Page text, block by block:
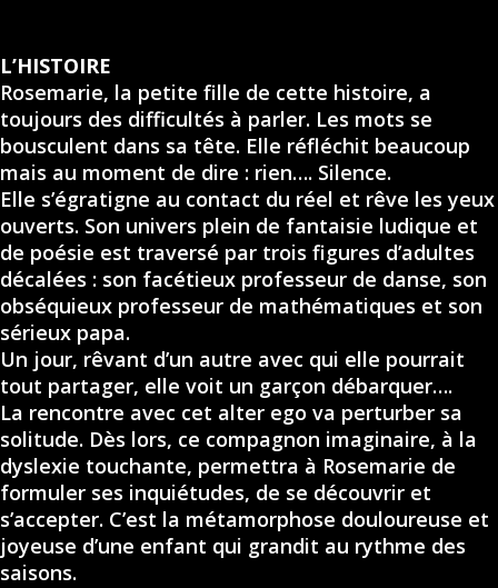
L’HISTOIRE
Rosemarie, la petite fille de cette histoire, a
toujours des difficultés à parler. Les mots se
bousculent dans sa tête. Elle réfléchit beaucoup
mais au moment de dire : rien…. Silence.
Elle s’égratigne au contact du réel et rêve les yeux
ouverts. Son univers plein de fantaisie ludique et
de poésie est traversé par trois figures d’adultes
décalées : son facétieux professeur de danse, son
obséquieux professeur de mathématiques et son
sérieux papa.
Un jour, rêvant d’un autre avec qui elle pourrait
tout partager, elle voit un garçon débarquer….
La rencontre avec cet alter ego va perturber sa
solitude. Dès lors, ce compagnon imaginaire, à la
dyslexie touchante, permettra à Rosemarie de
formuler ses inquiétudes, de se découvrir et
s’accepter. C’est la métamorphose douloureuse et
joyeuse d’une enfant qui grandit au rythme des
saisons.